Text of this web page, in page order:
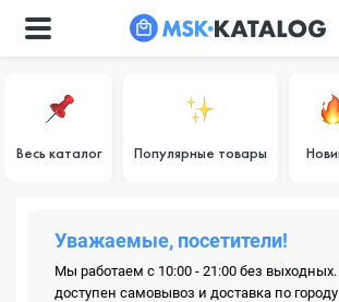
Весь каталог Популярные товары
Уважаемые, посетители!
Мы работаем с 10:00 - 21:00 без
доступен самовывоз и доставка по